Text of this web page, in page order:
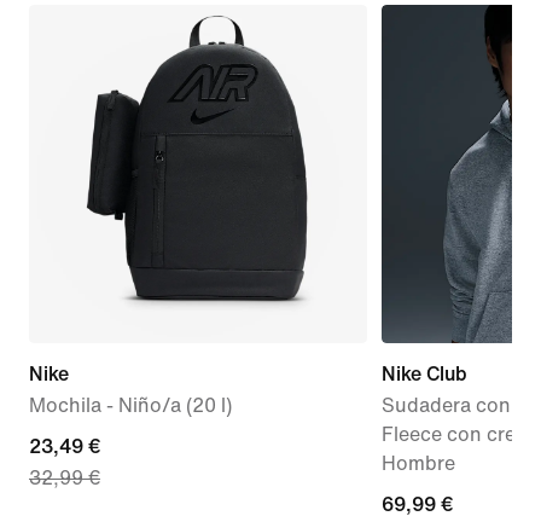
Nike
Mochila - Niño/a (20 l)
current
price
23,49 €
32,99 €
Nike Club
Sudadera con
Fleece con
Hombre
69,99 €
69,99 €